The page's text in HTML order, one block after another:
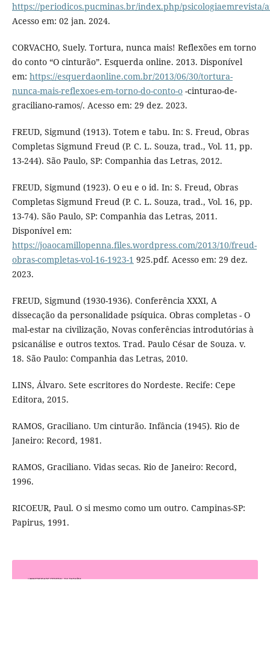
https://periodicos.pucminas.br/index.php/psicologiaemrevista/
Acesso em: 02 jan. 2024.
CORVACHO, Suely. Tortura, nunca mais! Reflexões em torno
do conto “O cinturão”. Esquerda online. 2013. Disponível
em: https://esquerdaonline.com.br/2013/06/30/tortura-
nunca-mais-reflexoes-em-torno-do-conto-o-cinturao-de-
graciliano-ramos/. Acesso em: 29 dez. 2023.
FREUD, Sigmund (1913). Totem e tabu. In: S. Freud, Obras
Completas Sigmund Freud (P. C. L. Souza, trad., Vol. 11, pp.
13-244). São Paulo, SP: Companhia das Letras, 2012.
FREUD, Sigmund (1923). O eu e o id. In: S. Freud, Obras
Completas Sigmund Freud (P. C. L. Souza, trad., Vol. 16, pp.
13-74). São Paulo, SP: Companhia das Letras, 2011.
Disponível em:
https://joaocamillopenna.files.wordpress.com/2013/10/freud-
obras-completas-vol-16-1923-1 925.pdf. Acesso em: 29 dez.
2023.
FREUD, Sigmund (1930-1936). Conferência XXXI, A
dissecação da personalidade psíquica. Obras completas - O
mal-estar na civilização, Novas conferências introdutórias à
psicanálise e outros textos. Trad. Paulo César de Souza. v.
18. São Paulo: Companhia das Letras, 2010.
LINS, Álvaro. Sete escritores do Nordeste. Recife: Cepe
Editora, 2015.
RAMOS, Graciliano. Um cinturão. Infância (1945). Rio de
Janeiro: Record, 1981.
RAMOS, Graciliano. Vidas secas. Rio de Janeiro: Record,
1996.
RICOEUR, Paul. O si mesmo como um outro. Campinas-SP:
Papirus, 1991.